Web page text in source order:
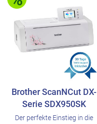
Brother ScanNCut DX-
Serie SDX950SK
Der perfekte Einstieg in die